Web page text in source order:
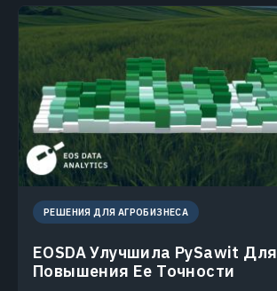
РЕШЕНИЯ ДЛЯ АГРОБИЗНЕСА
EOSDA Улучшила PySawit Для
Повышения Ее Точности